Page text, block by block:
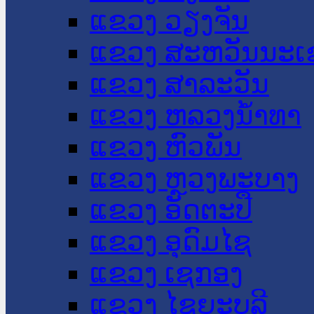
ແຂວງ ວຽງຈັນ
ແຂວງ ສະຫວັນນະ
ແຂວງ ສາລະວັນ
ແຂວງ ຫລວງນໍ້າທາ
ແຂວງ ຫົວພັນ
ແຂວງ ຫຼວງພະບາງ
ແຂວງ ອັດຕະປື
ແຂວງ ອຸດົມໄຊ
ແຂວງ ເຊກອງ
ແຂວງ ໄຊຍະບູລີ